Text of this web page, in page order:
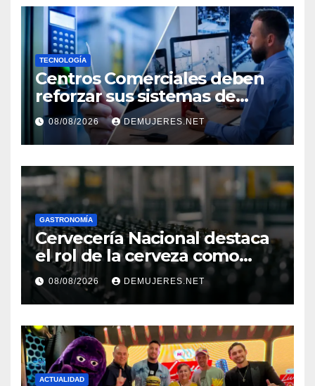
TECNOLOGÍA
Centros Comerciales deben
reforzar sus sistemas de
seguridad ante el
incremento de visitantes por
el Décimo Tercer Mes
08/08/2026 DEMUJERES.NET
GASTRONOMÍA
Cervecería Nacional destaca
el rol de la cerveza como
motor de desarrollo
económico y sostenibilidad
en Panamá
08/08/2026 DEMUJERES.NET
ACTUALIDAD